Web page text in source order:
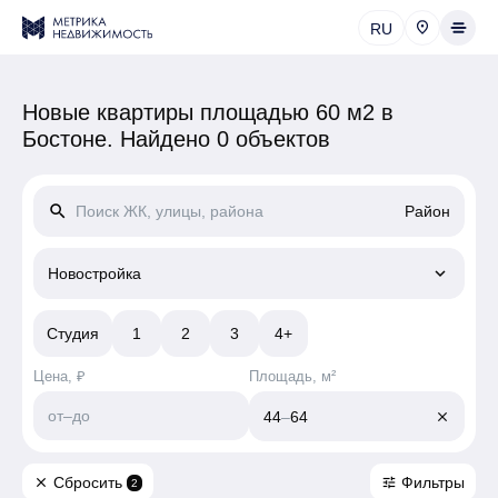
RU
Новые квартиры площадью 60 м2 в
Бостоне. Найдено 0 объектов
search Район
Новостройка keyboard_arrow_down
Студия 1 2 3 4+
Цена, ₽
от–до
Площадь, м²
44–64 close
close Сбросить 2 tune Фильтры